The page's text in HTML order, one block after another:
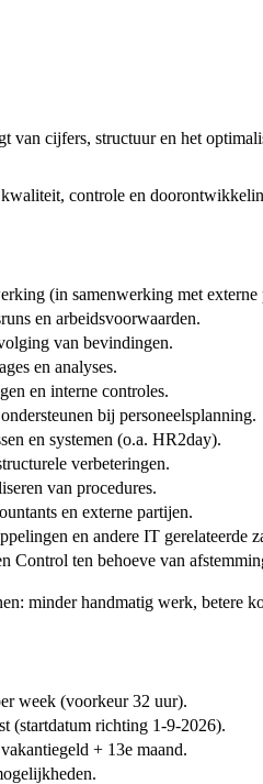
cijfers, structuur en het
controle en
(in samenwerking met externe
en arbeidsvoorwaarden.
van bevindingen.
en analyses.
en interne controles.
bij personeelsplanning.
en systemen (o.a. HR2day).
verbeteringen.
van procedures.
en externe partijen.
en andere IT gerelateerde
Control ten behoeve van
minder handmatig werk, betere
week (voorkeur 32 uur).
(startdatum richting 1-9-2026).
+ 13e maand.